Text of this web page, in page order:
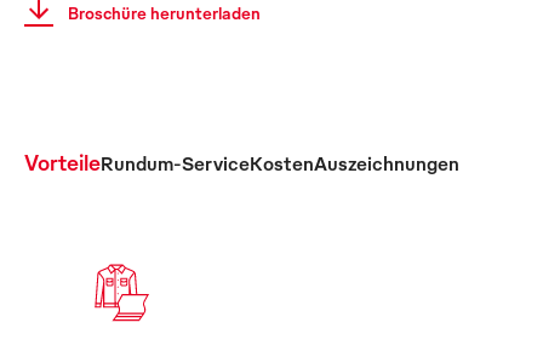
Broschüre herunterladen
VorteileRundum-ServiceKostenAuszeichnungen